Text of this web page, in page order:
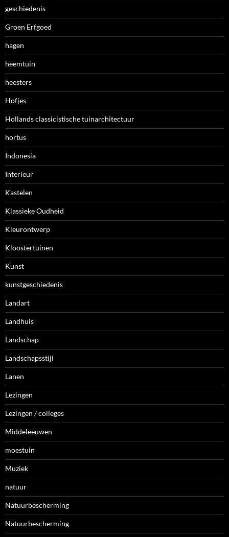
geschiedenis
Groen Erfgoed
hagen
heemtuin
heesters
Hofjes
Hollands classicistische tuinarchitectuur
hortus
Indonesia
Interieur
Kastelen
Klassieke Oudheid
Kleurontwerp
Kloostertuinen
Kunst
kunstgeschiedenis
Landart
Landhuis
Landschap
Landschapsstijl
Lanen
Lezingen
Lezingen / colleges
Middeleeuwen
moestuin
Muziek
natuur
Natuurbescherming
Natuurbescherming